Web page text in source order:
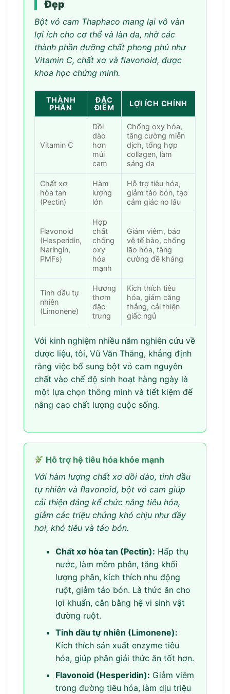
Đẹp
Bột vỏ cam Thaphaco mang lại vô vàn
lợi ích cho cơ thể và làn da, nhờ các
thành phần dưỡng chất phong phú như
Vitamin C, chất xơ và flavonoid, được
khoa học chứng minh.
THÀNH
PHẦN
ĐẶC
ĐIỂM
LỢI ÍCH CHÍNH
Vitamin C
Dồi
dào
hơn
múi
cam
Chống oxy hóa,
tăng cường miễn
dịch, tổng hợp
collagen, làm
sáng da
Chất xơ
hòa tan
(Pectin)
Hàm
lượng
lớn
Hỗ trợ tiêu hóa,
giảm táo bón, tạo
cảm giác no lâu
Flavonoid
(Hesperidin,
Naringin,
PMFs)
Hợp
chất
chống
oxy
hóa
mạnh
Giảm viêm, bảo
vệ tế bào, chống
lão hóa, tăng
cường đề kháng
Tinh dầu tự
nhiên
(Limonene)
Hương
thơm
đặc
trưng
Kích thích tiêu
hóa, giảm căng
thẳng, cải thiện
giấc ngủ
Với kinh nghiệm nhiều năm nghiên cứu về
dược liệu, tôi, Vũ Văn Thắng, khẳng định
rằng việc bổ sung bột vỏ cam nguyên
chất vào chế độ sinh hoạt hàng ngày là
một lựa chọn thông minh và tiết kiệm để
nâng cao chất lượng cuộc sống.
Hỗ trợ hệ tiêu hóa khỏe mạnh
Với hàm lượng chất xơ dồi dào, tinh dầu
tự nhiên và flavonoid, bột vỏ cam giúp
cải thiện đáng kể chức năng tiêu hóa,
giảm các triệu chứng khó chịu như đầy
hơi, khó tiêu và táo bón.
Chất xơ hòa tan (Pectin): Hấp thụ
nước, làm mềm phân, tăng khối
lượng phân, kích thích nhu động
ruột, giảm táo bón. Là thức ăn cho
lợi khuẩn, cân bằng hệ vi sinh vật
đường ruột.
Tinh dầu tự nhiên (Limonene):
Kích thích sản xuất enzyme tiêu
hóa, giúp phân giải thức ăn tốt hơn.
Flavonoid (Hesperidin): Giảm viêm
trong đường tiêu hóa, làm dịu triệu